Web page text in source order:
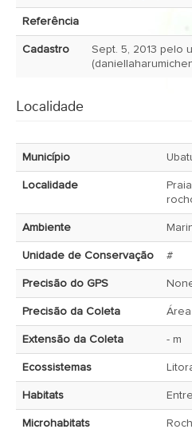
Referência
Cadastro
Sept. 5, 2013 pelo
Localidade
Município
Localidade
Ambiente
Unidade de Conservação #
Precisão do GPS
Precisão da Coleta
Extensão da Coleta - m
Ecossistemas
Habitats
Microhabitats